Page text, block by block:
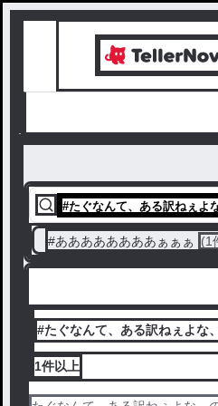
#たぐなんて、ある訳ねぇよな
#ああああああああぁぁぁ (1
#たぐなんて、ある訳ねぇよな
1件以上